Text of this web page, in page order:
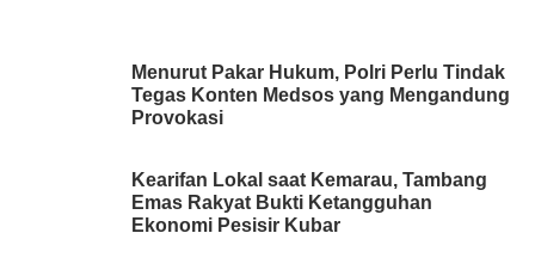
Menurut Pakar Hukum, Polri Perlu Tindak
Tegas Konten Medsos yang Mengandung
Provokasi
Kearifan Lokal saat Kemarau, Tambang
Emas Rakyat Bukti Ketangguhan
Ekonomi Pesisir Kubar